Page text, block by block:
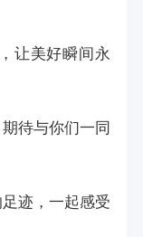
让美好瞬间永
待与你们一同
迹，一起感受